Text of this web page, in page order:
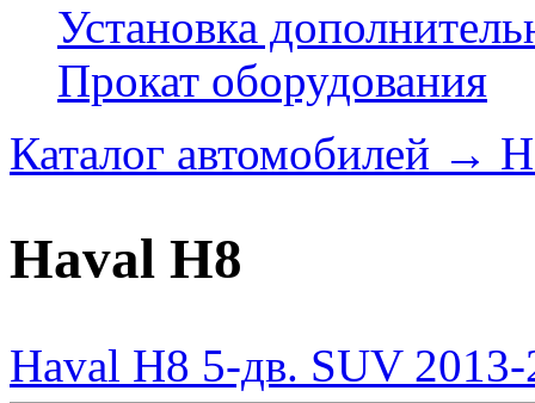
Установка
Прокат оборудования
Каталог автомобилей →
Haval H8
Haval H8 5-дв. SUV